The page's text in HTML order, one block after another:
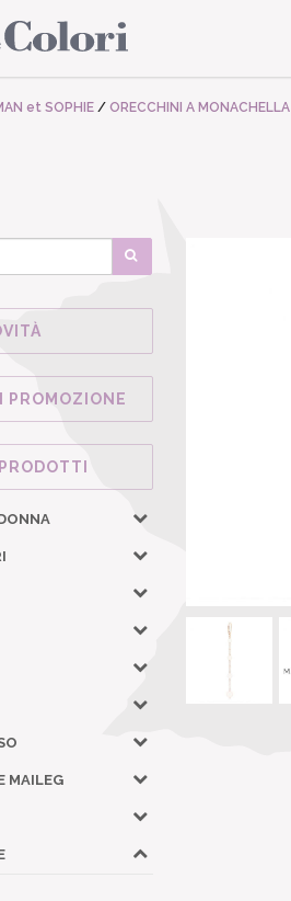
et SOPHIE / ORECCHINI A MONACHELLA
PROMOZIONE
MAILEG